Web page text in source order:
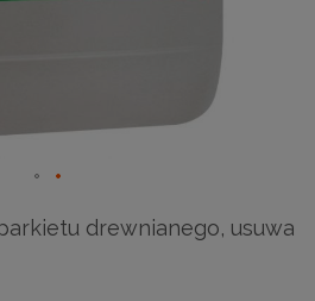
drewnianego, usuwa